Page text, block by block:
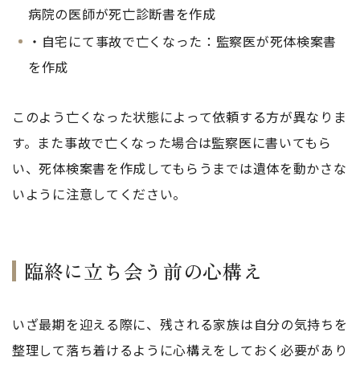
病院の医師が死亡診断書を作成
・自宅にて事故で亡くなった：監察医が死体検案書
を作成
このよう亡くなった状態によって依頼する方が異なりま
す。また事故で亡くなった場合は監察医に書いてもら
い、死体検案書を作成してもらうまでは遺体を動かさな
いように注意してください。
臨終に立ち会う前の心構え
いざ最期を迎える際に、残される家族は自分の気持ちを
整理して落ち着けるように心構えをしておく必要があり